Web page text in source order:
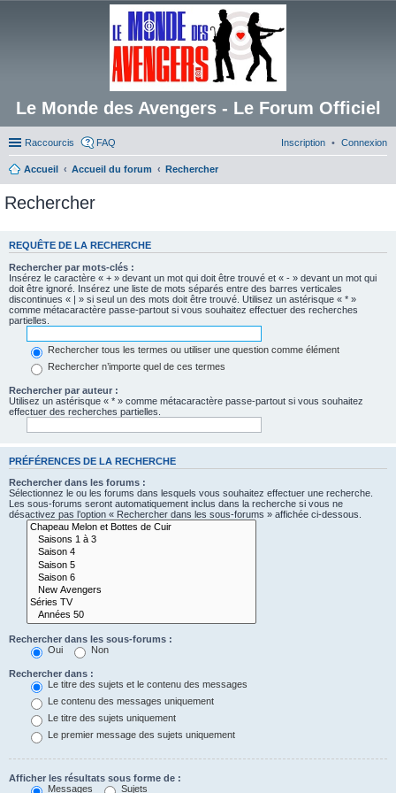
Le Monde des Avengers - Le Forum Officiel
Raccourcis FAQ Connexion
Inscription
Accueil Accueil du forum Rechercher
Rechercher
REQUÊTE DE LA RECHERCHE
Rechercher par mots-clés :
Insérez le caractère « + » devant un mot qui doit être trouvé et « - » devant un mot qui
doit être ignoré. Insérez une liste de mots séparés entre des barres verticales
discontinues « | » si seul un des mots doit être trouvé. Utilisez un astérisque « * »
comme métacaractère passe-partout si vous souhaitez effectuer des recherches
partielles.
Rechercher tous les termes ou utiliser une question comme élément
Rechercher n’importe quel de ces termes
Rechercher par auteur :
Utilisez un astérisque « * » comme métacaractère passe-partout si vous souhaitez
effectuer des recherches partielles.
PRÉFÉRENCES DE LA RECHERCHE
Rechercher dans les forums :
Sélectionnez le ou les forums dans lesquels vous souhaitez effectuer une recherche.
Les sous-forums seront automatiquement inclus dans la recherche si vous ne
désactivez pas l’option « Rechercher dans les sous-forums » affichée ci-dessous.
Rechercher dans les sous-forums :
Oui
Non
Rechercher dans :
Le titre des sujets et le contenu des messages
Le contenu des messages uniquement
Le titre des sujets uniquement
Le premier message des sujets uniquement
Afficher les résultats sous forme de :
Messages
Sujets